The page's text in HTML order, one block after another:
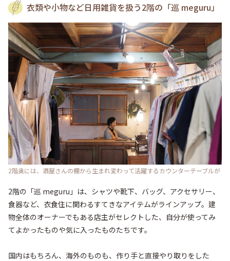
衣類や小物など日用雑貨を扱う2階の「巡 meguru」
2階奥には、酒屋さんの棚から生まれ変わって活躍するカウンターテーブルが
2階の「巡 meguru」は、シャツや靴下、バッグ、アクセサリー、
食器など、衣食住に関わるすてきなアイテムがラインアップ。建
物全体のオーナーでもある店主がセレクトした、自分が使ってみ
てよかったものや気に入ったものたちです。
国内はもちろん、海外のものも、作り手と直接やり取りをした